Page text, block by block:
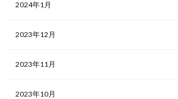
2024年1月
2023年12月
2023年11月
2023年10月